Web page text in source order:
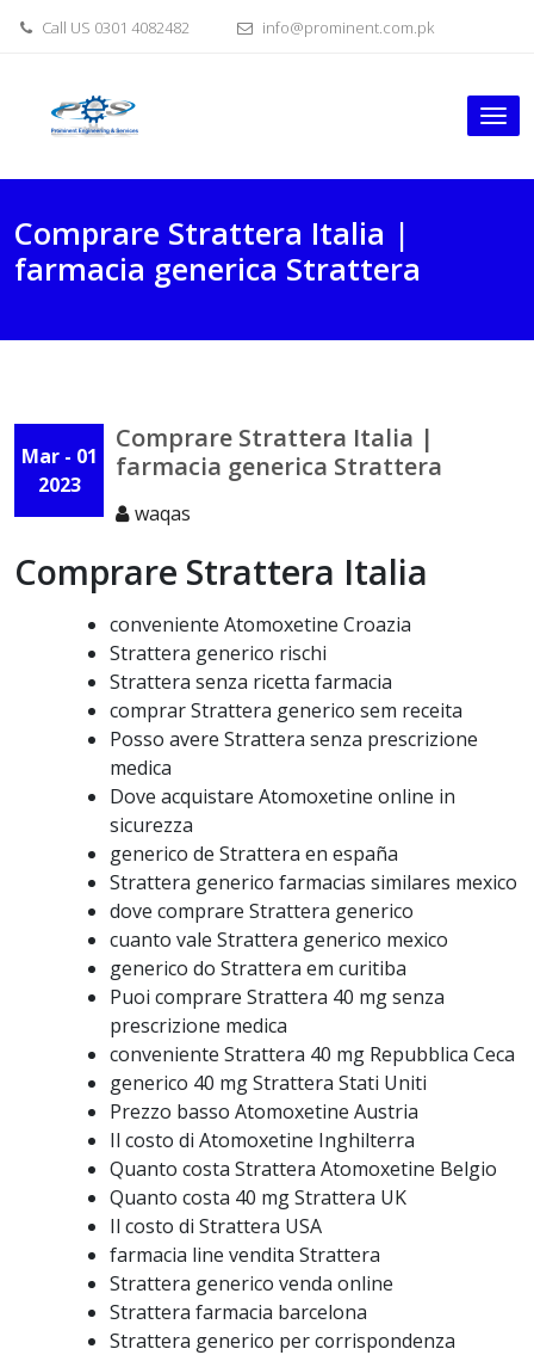
Call US 0301 4082482 info@prominent.com.pk
Comprare Strattera Italia |
farmacia generica Strattera
Mar - 01
2023
Comprare Strattera Italia |
farmacia generica Strattera
waqas
Comprare Strattera Italia
conveniente Atomoxetine Croazia
Strattera generico rischi
Strattera senza ricetta farmacia
comprar Strattera generico sem receita
Posso avere Strattera senza prescrizione
medica
Dove acquistare Atomoxetine online in
sicurezza
generico de Strattera en españa
Strattera generico farmacias similares mexico
dove comprare Strattera generico
cuanto vale Strattera generico mexico
generico do Strattera em curitiba
Puoi comprare Strattera 40 mg senza
prescrizione medica
conveniente Strattera 40 mg Repubblica Ceca
generico 40 mg Strattera Stati Uniti
Prezzo basso Atomoxetine Austria
Il costo di Atomoxetine Inghilterra
Quanto costa Strattera Atomoxetine Belgio
Quanto costa 40 mg Strattera UK
Il costo di Strattera USA
farmacia line vendita Strattera
Strattera generico venda online
Strattera farmacia barcelona
Strattera generico per corrispondenza